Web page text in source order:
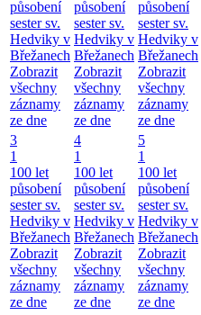
působení
sester sv.
Hedviky v
Břežanech
Zobrazit
všechny
záznamy
ze dne
působení
sester sv.
Hedviky v
Břežanech
Zobrazit
všechny
záznamy
ze dne
působení
sester sv.
Hedviky v
Břežanech
Zobrazit
všechny
záznamy
ze dne
3
1
100 let
působení
sester sv.
Hedviky v
Břežanech
Zobrazit
všechny
záznamy
ze dne
4
1
100 let
působení
sester sv.
Hedviky v
Břežanech
Zobrazit
všechny
záznamy
ze dne
5
1
100 let
působení
sester sv.
Hedviky v
Břežanech
Zobrazit
všechny
záznamy
ze dne